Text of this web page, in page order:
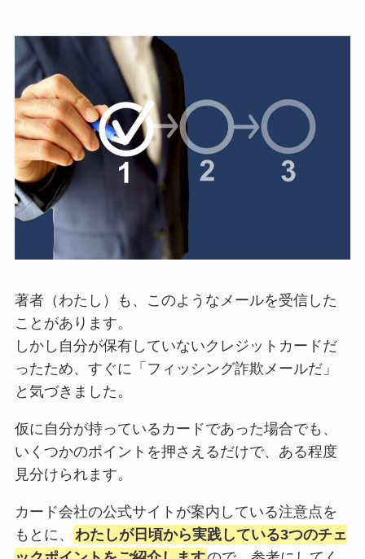
著者（わたし）も、このようなメールを受信した
ことがあります。
しかし自分が保有していないクレジットカードだ
ったため、すぐに「フィッシング詐欺メールだ」
と気づきました。
仮に自分が持っているカードであった場合でも、
いくつかのポイントを押さえるだけで、ある程度
見分けられます。
カード会社の公式サイトが案内している注意点を
もとに、
わたしが日頃から実践している3つのチェ